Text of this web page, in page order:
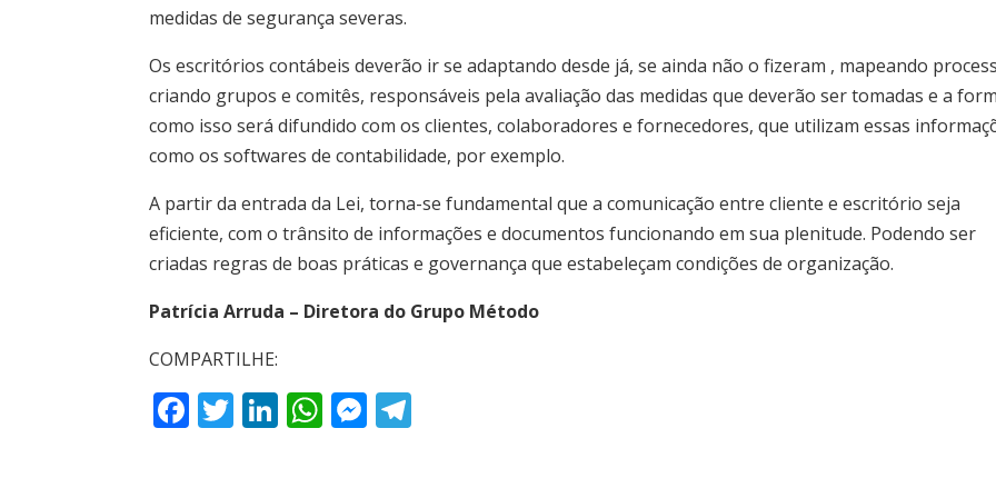
medidas de segurança severas.
Os escritórios contábeis deverão ir se adaptando desde já, se ainda não o fizeram , mapeando
criando grupos e comitês, responsáveis pela avaliação das medidas que deverão ser tomadas e a
como isso será difundido com os clientes, colaboradores e fornecedores, que utilizam essas
como os softwares de contabilidade, por exemplo.
A partir da entrada da Lei, torna-se fundamental que a comunicação entre cliente e escritório seja
eficiente, com o trânsito de informações e documentos funcionando em sua plenitude. Podendo ser
criadas regras de boas práticas e governança que estabeleçam condições de organização.
Patrícia Arruda – Diretora do Grupo Método
COMPARTILHE:
F T Li W M